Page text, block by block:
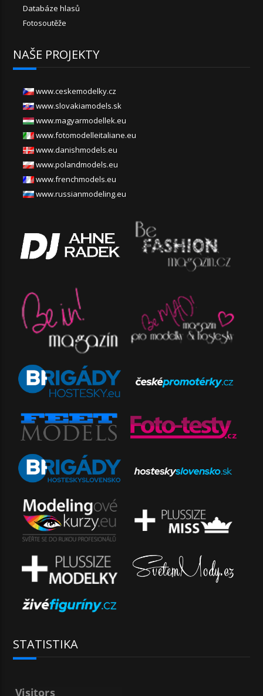
Databáze hlasů
Fotosoutěže
NAŠE PROJEKTY
www.ceskemodelky.cz
www.slovakiamodels.sk
www.magyarmodellek.eu
www.fotomodelleitaliane.eu
www.danishmodels.eu
www.polandmodels.eu
www.frenchmodels.eu
www.russianmodeling.eu
STATISTIKA